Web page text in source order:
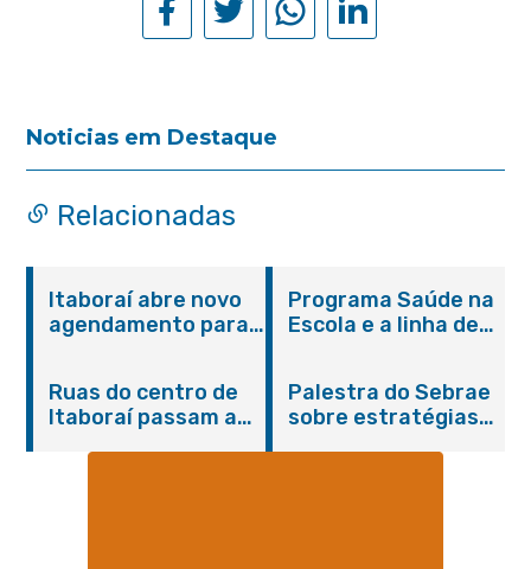
Noticias em Destaque
Relacionadas
Itaboraí abre novo
agendamento para
Programa Saúde na
Escola e a linha de
promovem
conscientização
sobre hanseníase
Ruas do centro de
Itaboraí passam a
Palestra do Sebrae
sobre estratégias